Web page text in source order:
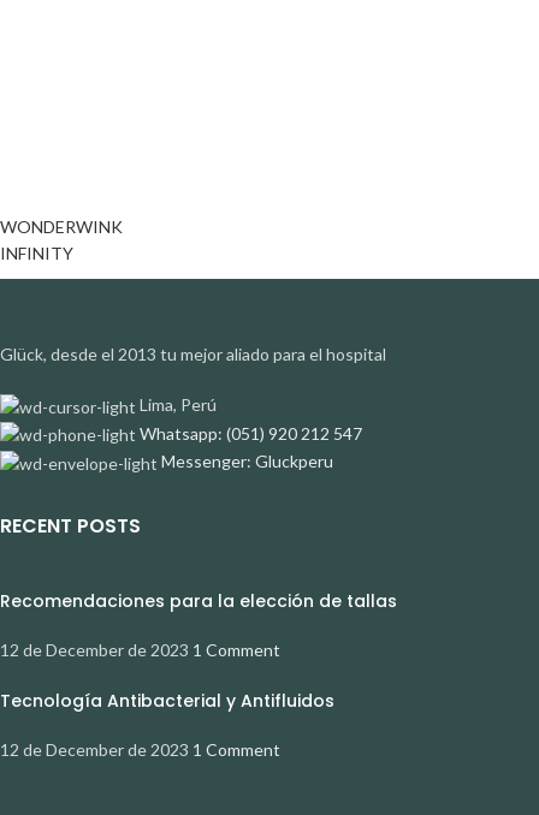
WONDERWINK
INFINITY
Glück, desde el 2013 tu mejor aliado para el hospital
Lima, Perú
Whatsapp: (051) 920 212 547
Messenger: Gluckperu
RECENT POSTS
Recomendaciones para la elección de tallas
12 de December de 2023 1 Comment
Tecnología Antibacterial y Antifluidos
12 de December de 2023 1 Comment